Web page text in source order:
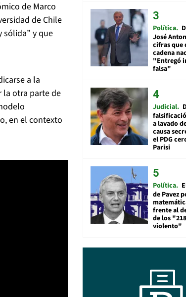
de Marco
de Chile
sólida” y que
a la
la otra parte de
en el contexto
Política
José
cifras que
cadena
"Entregó
falsa"
Judicial
a lavado
causa
el PDG
Parisi
Política
de Pavez
frente al
de los
violento"